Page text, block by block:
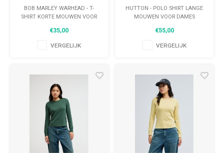
MOUWEN VOOR HEREN
BOB MARLEY WARHEAD - T-
SHIRT KORTE MOUWEN VOOR
€35,00
VERGELIJK
DAMES
HUTTON - POLO SHIRT LANGE
MOUWEN VOOR DAMES
€55,00
VERGELIJK